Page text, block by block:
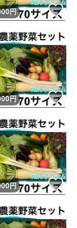
！
円 い
！
円 い
！
円 い